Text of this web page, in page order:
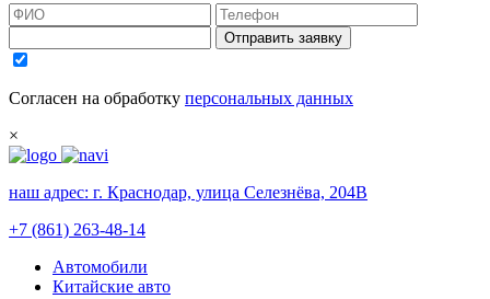
Отправить заявку
Согласен на обработку персональных данных
×
наш адрес: г. Краснодар, улица Селезнёва, 204В
+7 (861) 263-48-14
Автомобили
Китайские авто